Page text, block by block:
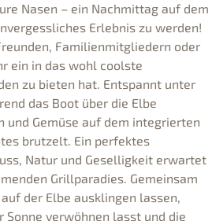
Nasen – ein Nachmittag auf dem
Erlebnis zu werden!
Familienmitgliedern oder
ein in das wohl coolste
zu bieten hat. Entspannt unter
das Boot über die Elbe
und Gemüse auf dem integrierten
brutzelt. Ein perfektes
Natur und Geselligkeit erwartet
Grillparadies. Gemeinsam
der Elbe ausklingen lassen,
Sonne verwöhnen lasst und die